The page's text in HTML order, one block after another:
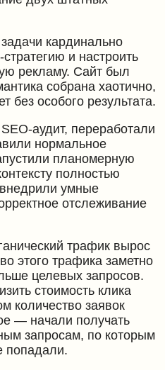
кардинально
и настроить
рекламу. Сайт был
собрана хаотично,
без особого результата.
аудит, переработали
нормальное
планомерную
полностью
умные
отслеживание
трафик вырос
этого трафика заметно
целевых запросов.
стоимость клика
количество заявок
— начали получать
запросам, по которым
попадали.